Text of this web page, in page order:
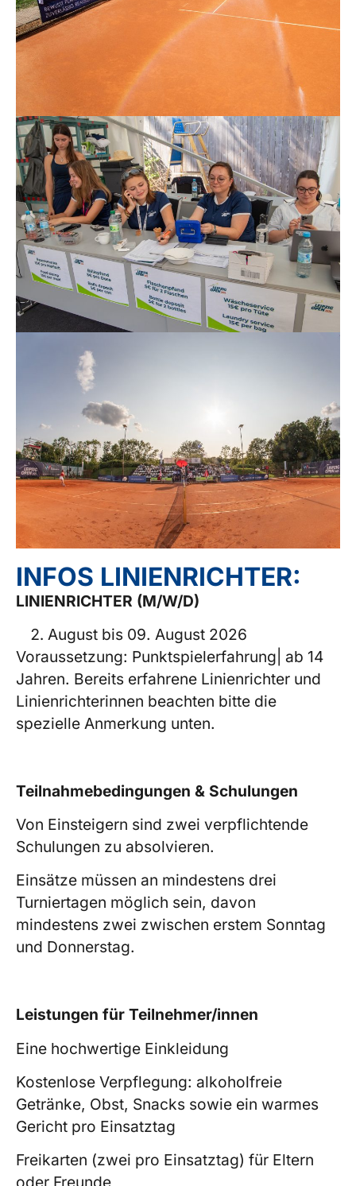
INFOS LINIENRICHTER:
LINIENRICHTER (M/W/D)
August bis 09. August 2026
Voraussetzung: Punktspielerfahrung| ab 14
Jahren. Bereits erfahrene Linienrichter und
Linienrichterinnen beachten bitte die
spezielle Anmerkung unten.
Teilnahmebedingungen & Schulungen
Von Einsteigern sind zwei verpflichtende
Schulungen zu absolvieren.
Einsätze müssen an mindestens drei
Turniertagen möglich sein, davon
mindestens zwei zwischen erstem Sonntag
und Donnerstag.
Leistungen für Teilnehmer/innen
Eine hochwertige Einkleidung
Kostenlose Verpflegung: alkoholfreie
Getränke, Obst, Snacks sowie ein warmes
Gericht pro Einsatztag
Freikarten (zwei pro Einsatztag) für Eltern